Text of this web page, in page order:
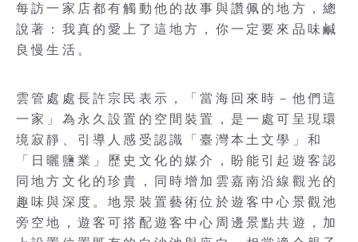
每訪一家店都有觸動他的故事與讚佩的地方，總
說著：我真的愛上了這地方，你一定要來品味鹹
良慢生活。
雲管處處長許宗民表示，「當海回來時－他們這
一家」為永久設置的空間裝置，是一處可呈現環
境寂靜、引導人感受認識「臺灣本土文學」和
「日曬鹽業」歷史文化的媒介，盼能引起遊客認
同地方文化的珍貴，同時增加雲嘉南沿線觀光的
趣味與深度。地景裝置藝術位於遊客中心景觀池
旁空地，遊客可搭配遊客中心周邊景點共遊，加